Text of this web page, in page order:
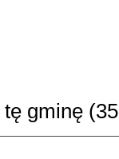
gminę (